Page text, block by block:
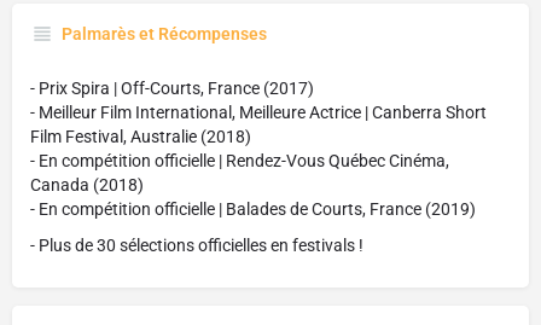
Palmarès et Récompenses
- Prix Spira | Off-Courts, France (2017)
- Meilleur Film International, Meilleure Actrice | Canberra Short
Film Festival, Australie (2018)
- En compétition officielle | Rendez-Vous Québec Cinéma,
Canada (2018)
- En compétition officielle | Balades de Courts, France (2019)
- Plus de 30 sélections officielles en festivals !